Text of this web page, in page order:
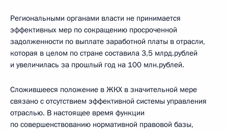
Региональными органами власти не принимается
эффективных мер по сокращению просроченной
задолженности по выплате заработной платы в отрасли,
которая в целом по стране составила 3,5 млрд.рублей
и увеличилась за прошлый год на 100 млн.рублей.
Сложившееся положение в ЖКХ в значительной мере
связано с отсутствием эффективной системы управления
отраслью. В настоящее время функции
по совершенствованию нормативной правовой базы,